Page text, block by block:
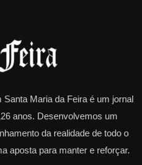
Maria da Feira é um jornal
anos. Desenvolvemos um
da realidade de todo o
aposta para manter e reforçar.